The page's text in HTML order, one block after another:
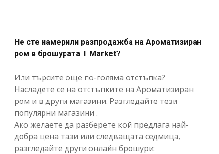
Не сте намерили разпродажба на Ароматизиран
ром в брошурата T Market?
Или търсите още по-голяма отстъпка?
Насладете се на отстъпките на Ароматизиран
ром и в други магазини. Разгледайте тези
популярни магазини .
Ако желаете да разберете кой предлага най-
добра цена тази или следващата седмица,
разгледайте други онлайн брошури: